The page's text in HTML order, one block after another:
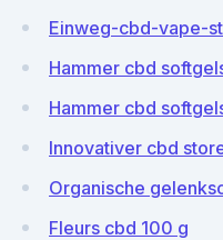
Einweg-cbd-vape-
Hammer cbd
Hammer cbd
Innovativer cbd
Organische
Fleurs cbd 100 g